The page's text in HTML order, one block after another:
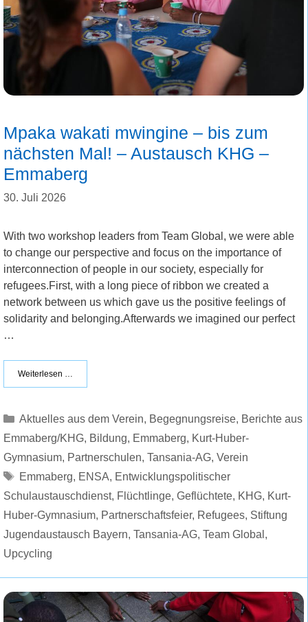
Mpaka wakati mwingine – bis zum
nächsten Mal! – Austausch KHG –
Emmaberg
30. Juli 2026
With two workshop leaders from Team Global, we were able
to change our perspective and focus on the importance of
interconnection of people in our society, especially for
refugees.First, with a long piece of ribbon we created a
network between us which gave us the positive feelings of
solidarity and belonging.Afterwards we imagined our perfect
…
Weiterlesen …
Kategorien
Aktuelles aus dem Verein, Begegnungsreise, Berichte aus
Emmaberg/KHG, Bildung, Emmaberg, Kurt-Huber-
Gymnasium, Partnerschulen, Tansania-AG, Verein
Schlagwörter
Emmaberg, ENSA, Entwicklungspolitischer
Schulaustauschdienst, Flüchtlinge, Geflüchtete, KHG, Kurt-
Huber-Gymnasium, Partnerschaftsfeier, Refugees, Stiftung
Jugendaustausch Bayern, Tansania-AG, Team Global ,
Upcycling